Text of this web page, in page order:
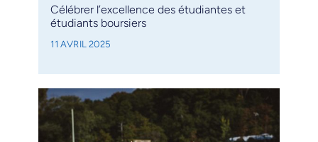
Célébrer l’excellence des étudiantes et
étudiants boursiers
11 AVRIL 2025